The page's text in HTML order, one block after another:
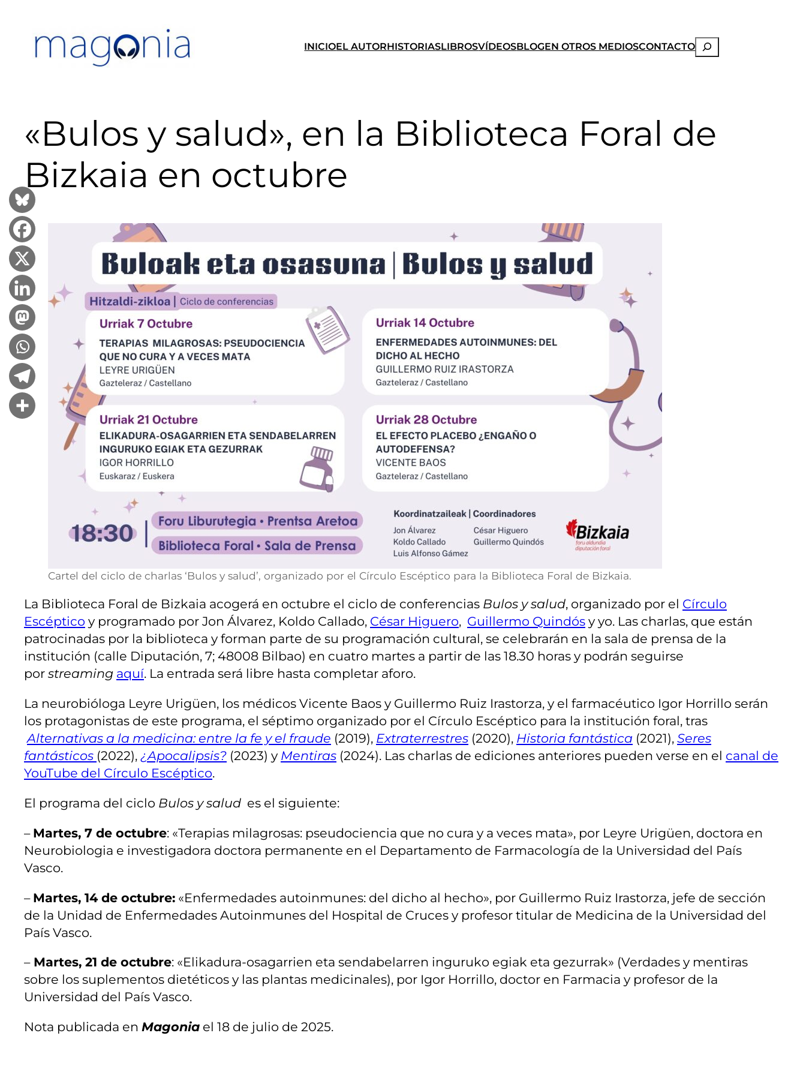
contenido
INICIOEL AUTORHISTORIASLIBROSVÍDEOSBLOGEN OTROS MEDIOSCONTACTOBuscar
«Bulos y salud», en la Biblioteca Foral de
Bizkaia en octubre
Cartel del ciclo de charlas ‘Bulos y salud’, organizado por el Círculo Escéptico para la Biblioteca Foral de Bizkaia.
La Biblioteca Foral de Bizkaia acogerá en octubre el ciclo de conferencias Bulos y salud, organizado por el Círculo
Escéptico y programado por Jon Álvarez, Koldo Callado, César Higuero, Guillermo Quindós y yo. Las charlas, que están
patrocinadas por la biblioteca y forman parte de su programación cultural, se celebrarán en la sala de prensa de la
institución (calle Diputación, 7; 48008 Bilbao) en cuatro martes a partir de las 18.30 horas y podrán seguirse
por streaming aquí. La entrada será libre hasta completar aforo.
La neurobióloga Leyre Urigüen, los médicos Vicente Baos y Guillermo Ruiz Irastorza, y el farmacéutico Igor Horrillo serán
los protagonistas de este programa, el séptimo organizado por el Círculo Escéptico para la institución foral, tras
Alternativas a la medicina: entre la fe y el fraude (2019), Extraterrestres (2020), Historia fantástica (2021), Seres
fantásticos (2022), ¿Apocalipsis? (2023) y Mentiras (2024). Las charlas de ediciones anteriores pueden verse en el canal de
YouTube del Círculo Escéptico.
El programa del ciclo Bulos y salud es el siguiente:
– Martes, 7 de octubre: «Terapias milagrosas: pseudociencia que no cura y a veces mata», por Leyre Urigüen, doctora en
Neurobiologia e investigadora doctora permanente en el Departamento de Farmacología de la Universidad del País
Vasco.
– Martes, 14 de octubre: «Enfermedades autoinmunes: del dicho al hecho», por Guillermo Ruiz Irastorza, jefe de sección
de la Unidad de Enfermedades Autoinmunes del Hospital de Cruces y profesor titular de Medicina de la Universidad del
País Vasco.
–Martes, 21 de octubre: «Elikadura-osagarrien eta sendabelarren inguruko egiak eta gezurrak» (Verdades y mentiras
sobre los suplementos dietéticos y las plantas medicinales), por Igor Horrillo, doctor en Farmacia y profesor de la
Universidad del País Vasco.
Nota publicada en Magonia el 18 de julio de 2025.